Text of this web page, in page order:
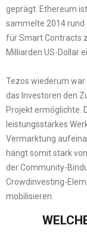
geprägt. Ethereum
sammelte 2014 rund
für Smart Contracts
Milliarden US-Dollar
Tezos wiederum war
das Investoren den
Projekt ermöglichte.
leistungsstarkes
Vermarktung
hängt somit stark
der Community-
Crowdinvesting-
mobilisieren.